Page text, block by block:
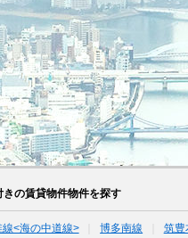
の賃貸物件物件を探す
線<海の中道線> 博多南線 筑豊